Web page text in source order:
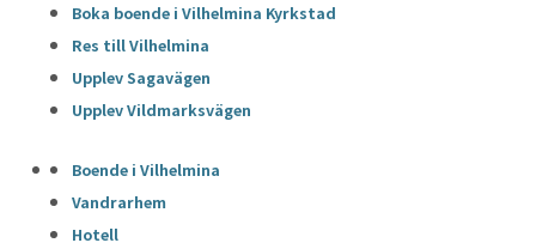
Boka boende i Vilhelmina Kyrkstad
Res till Vilhelmina
Upplev Sagavägen
Upplev Vildmarksvägen
Boende i Vilhelmina
Vandrarhem
Hotell